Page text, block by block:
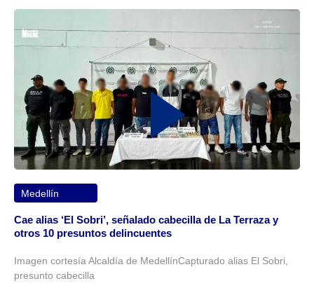
Medellín
Cae alias ‘El Sobri’, señalado cabecilla de La Terraza y
otros 10 presuntos delincuentes
Imagen cortesía Alcaldía de MedellínCapturado alias El Sobri,
presunto cabecilla